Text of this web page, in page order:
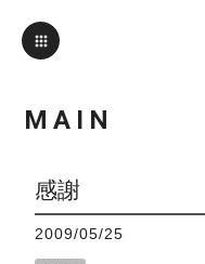
MAIN
感謝
2009/05/25